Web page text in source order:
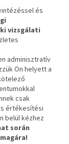
és
vizsgálati
adminisztratív
Ön helyett a
csak
értékesítési
belül kézhez
során